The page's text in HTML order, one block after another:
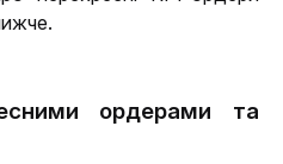
ордерами та